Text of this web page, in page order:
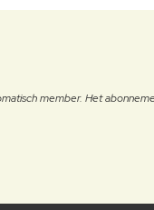
member. Het